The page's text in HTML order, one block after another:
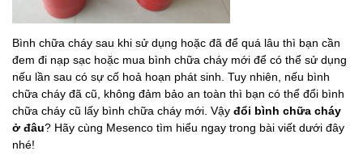
Bình chữa cháy sau khi sử dụng hoặc đã để quá lâu thì bạn cần
đem đi nạp sạc hoặc mua bình chữa cháy mới để có thể sử dụng
nếu lần sau có sự cố hoả hoạn phát sinh. Tuy nhiên, nếu bình
chữa cháy đã cũ, không đảm bảo an toàn thì bạn có thể đổi bình
chữa cháy cũ lấy bình chữa cháy mới. Vậy đổi bình chữa cháy
ở đâu? Hãy cùng Mesenco tìm hiểu ngay trong bài viết dưới đây
nhé!